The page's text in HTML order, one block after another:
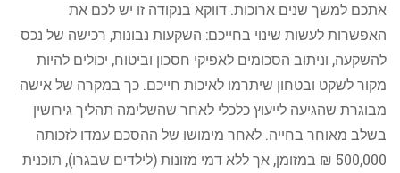
אתכם למשך שנים ארוכות. דווקא בנקודה זו יש לכם את
האפשרות לעשות שינוי בחייכם: השקעות נבונות, רכישה של נכס
להשקעה, וניתוב הסכומים לאפיקי חסכון וביטוח, יכולים להיות
מקור לשקט ובטחון שיתרמו לאיכות חייכם. כך במקרה של אישה
מבוגרת שהגיעה לייעוץ כלכלי לאחר שהשלימה תהליך גירושין
בשלב מאוחר בחייה. לאחר מימושו של ההסכם עמדו לזכותה
500,000 ₪ במזומן, אך ללא דמי מזונות (לילדים שבגרו), תוכנית